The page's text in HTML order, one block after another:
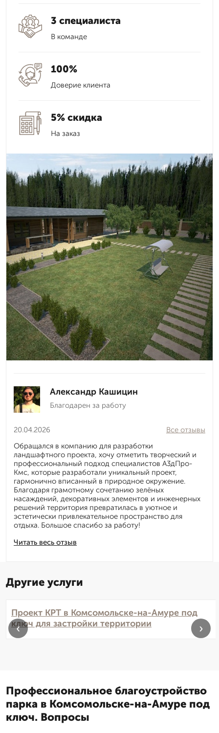
3 специалиста
В команде
100%
Доверие клиента
5% скидка
На заказ
Александр Кашицин
Благодарен за работу
20.04.2026
Читать весь отзыв
Все отзывы
Обращался в компанию для разработки
ландшафтного проекта, хочу отметить творческий и
профессиональный подход специалистов А3дПро-
Кмс, которые разработали уникальный проект,
гармонично вписанный в природное окружение.
Благодаря грамотному сочетанию зелёных
насаждений, декоративных элементов и инженерных
решений территория превратилась в уютное и
эстетически привлекательное пространство для
отдыха. Большое спасибо за работу!
Другие услуги
Проект КРТ в Комсомольске-на-Амуре под
ключ для застройки территории
‹ ›
Профессиональное благоустройство
парка в Комсомольске-на-Амуре под
ключ. Вопросы